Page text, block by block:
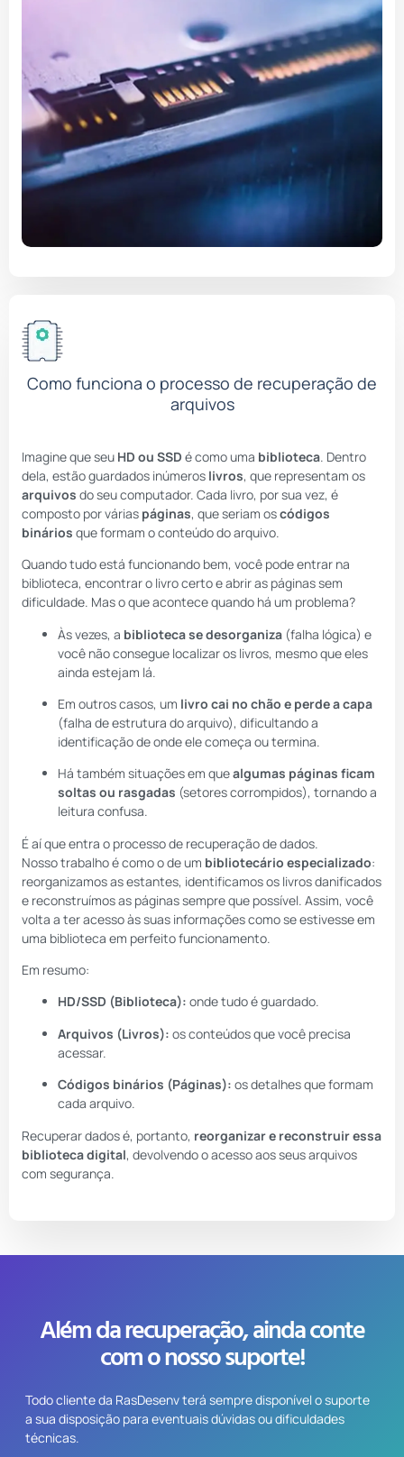
Como funciona o processo de recuperação de
arquivos
Imagine que seu HD ou SSD é como uma biblioteca. Dentro
dela, estão guardados inúmeros livros, que representam os
arquivos do seu computador. Cada livro, por sua vez, é
composto por várias páginas, que seriam oscódigos
binários que formam o conteúdo do arquivo.
Quando tudo está funcionando bem, você pode entrar na
biblioteca, encontrar o livro certo e abrir as páginas sem
dificuldade. Mas o que acontece quando há um problema?
Às vezes, a biblioteca se desorganiza (falha lógica) e
você não consegue localizar os livros, mesmo que eles
ainda estejam lá.
Em outros casos, um livro cai no chão e perde a capa
(falha de estrutura do arquivo), dificultando a
identificação de onde ele começa ou termina.
Há também situações em quealgumas páginas ficam
soltas ou rasgadas (setores corrompidos), tornando a
leitura confusa.
É aí que entra o processo de recuperação de dados.
Nosso trabalho é como o de um bibliotecário especializado:
reorganizamos as estantes, identificamos os livros danificados
e reconstruímos as páginas sempre que possível. Assim, você
volta a ter acesso às suas informações como se estivesse em
uma biblioteca em perfeito funcionamento.
Em resumo:
HD/SSD (Biblioteca): onde tudo é guardado.
Arquivos (Livros): os conteúdos que você precisa
acessar.
Códigos binários (Páginas): os detalhes que formam
cada arquivo.
Recuperar dados é, portanto, reorganizar e reconstruir essa
biblioteca digital, devolvendo o acesso aos seus arquivos
com segurança.
Além da recuperação, ainda conte
com o nosso suporte!
Todo cliente da RasDesenv terá sempre disponível o suporte
a sua disposição para eventuais dúvidas ou dificuldades
técnicas.